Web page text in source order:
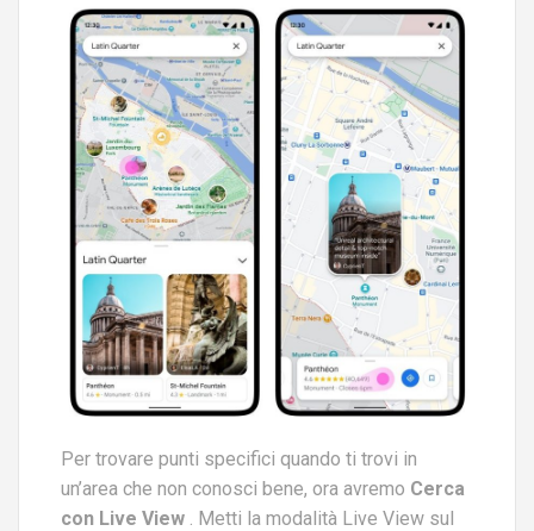
Per trovare punti specifici quando ti trovi in ​​
un’area che non conosci bene, ora avremo Cerca
con Live View . Metti la modalità Live View sul